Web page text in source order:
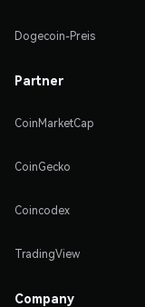
Dogecoin-Preis
Partner
CoinMarketCap
CoinGecko
Coincodex
TradingView
Company